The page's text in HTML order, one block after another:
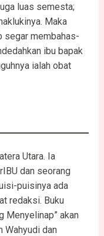
luas semesta;
Maka
segar membahas-
ibu bapak
ialah obat
Utara. Ia
dan seorang
puisinya ada
redaksi. Buku
Menyelinap” akan
Wahyudi dan